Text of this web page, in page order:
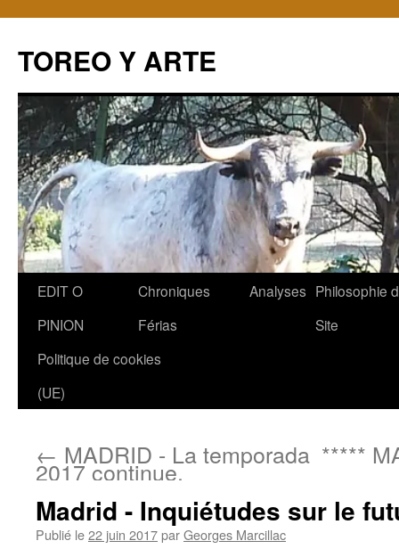
TOREO Y ARTE
Aller
contenu
EDIT O
PINION
Chroniques
Férias
Analyses Philosophie
Site
Politique de cookies
(UE)
← MADRID - La temporada
2017 continue.
*****
Madrid - Inquiétudes sur le
Publié le22 juin 2017parGeorges Marcillac